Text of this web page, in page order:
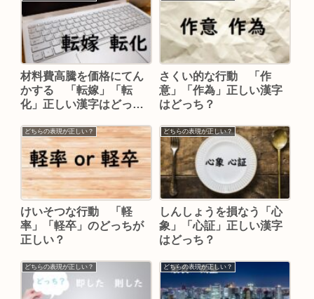
材料費高騰を価格にてん
かする 「転嫁」「転
化」正しい漢字はどっ
さくい的な行動 「作
意」「作為」正しい漢字
はどっち？
どちらの表現が正しい？
けいそつな行動 「軽
率」「軽卒」のどっちが
正しい？
どちらの表現が正しい？
しんしょうを損なう「心
象」「心証」正しい漢字
はどっち？
どちらの表現が正しい？ どちらの表現が正しい？